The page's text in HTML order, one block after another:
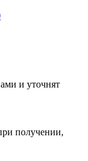
и уточнят
получении,